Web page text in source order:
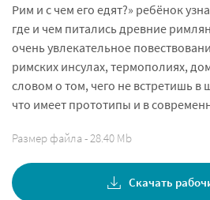
Рим и с чем его едят?» ребёнок
где и чем питались древние
очень увлекательное
римских инсулах, термополиях,
словом о том, чего не встретишь
что имеет прототипы и в
Размер файла - 28.40 Mb
Скачать